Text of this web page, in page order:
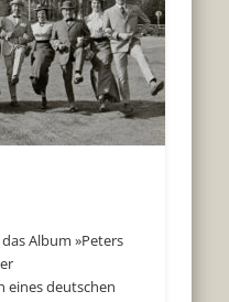
Album »Peters
eines deutschen